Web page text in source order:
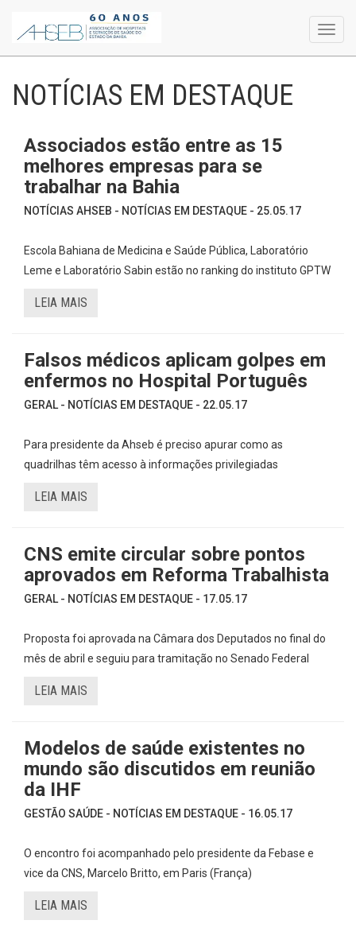
NOTÍCIAS EM DESTAQUE
Associados estão entre as 15
melhores empresas para se
trabalhar na Bahia
NOTÍCIAS AHSEB - NOTÍCIAS EM DESTAQUE - 25.05.17
Escola Bahiana de Medicina e Saúde Pública, Laboratório
Leme e Laboratório Sabin estão no ranking do instituto GPTW
LEIA MAIS
Falsos médicos aplicam golpes em
enfermos no Hospital Português
GERAL - NOTÍCIAS EM DESTAQUE - 22.05.17
Para presidente da Ahseb é preciso apurar como as
quadrilhas têm acesso à informações privilegiadas
LEIA MAIS
CNS emite circular sobre pontos
aprovados em Reforma Trabalhista
GERAL - NOTÍCIAS EM DESTAQUE - 17.05.17
Proposta foi aprovada na Câmara dos Deputados no final do
mês de abril e seguiu para tramitação no Senado Federal
LEIA MAIS
Modelos de saúde existentes no
mundo são discutidos em reunião
da IHF
GESTÃO SAÚDE - NOTÍCIAS EM DESTAQUE - 16.05.17
O encontro foi acompanhado pelo presidente da Febase e
vice da CNS, Marcelo Britto, em Paris (França)
LEIA MAIS